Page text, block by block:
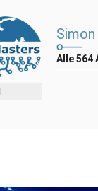
Alle 564